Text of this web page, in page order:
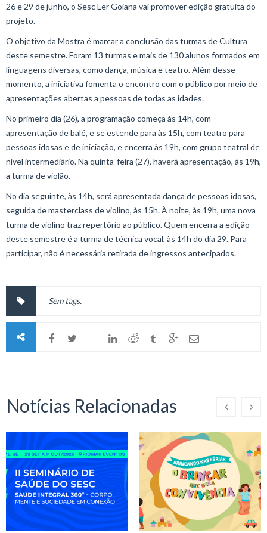
26 e 29 de junho, o Sesc Ler Goiana vai promover edição gratuita do
projeto.
O objetivo da Mostra é marcar a conclusão das turmas de Cultura
deste semestre. Foram 13 turmas e mais de 130 alunos formados em
linguagens diversas, como dança, música e teatro. Além desse
momento, a iniciativa fomenta o encontro com o público por meio de
apresentações abertas a pessoas de todas as idades.
No primeiro dia (26), a programação começa às 14h, com
apresentação de balé, e se estende para às 15h, com teatro para
pessoas idosas e de iniciação, e encerra às 19h, com grupo teatral de
nível intermediário. Na quinta-feira (27), haverá apresentação, às 19h,
a turma de violão.
No dia seguinte, às 14h, será apresentada dança de pessoas idosas,
seguida de masterclass de violino, às 15h. À noite, às 19h, uma nova
turma de violino traz repertório ao público. Quem encerra a edição
deste semestre é a turma de técnica vocal, às 14h do dia 29. Para
participar, não é necessária retirada de ingressos antecipados.
Sem tags.
Notícias Relacionadas